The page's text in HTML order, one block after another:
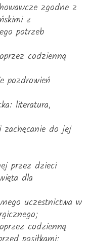
zgodne z
z
potrzeb
codzienną
pozdrowień
literatura,
do jej
przez dzieci
dla
uczestnictwa w
codzienną